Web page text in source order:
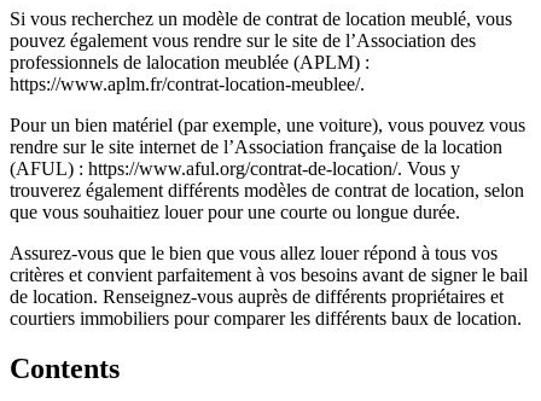
Si vous recherchez un modèle de contrat de location meublé, vous
pouvez également vous rendre sur le site de l’Association des
professionnels de lalocation meublée (APLM) :
https://www.aplm.fr/contrat-location-meublee/.
Pour un bien matériel (par exemple, une voiture), vous pouvez vous
rendre sur le site internet de l’Association française de la location
(AFUL) : https://www.aful.org/contrat-de-location/. Vous y
trouverez également différents modèles de contrat de location, selon
que vous souhaitiez louer pour une courte ou longue durée.
Assurez-vous que le bien que vous allez louer répond à tous vos
critères et convient parfaitement à vos besoins avant de signer le bail
de location. Renseignez-vous auprès de différents propriétaires et
courtiers immobiliers pour comparer les différents baux de location.
Contents